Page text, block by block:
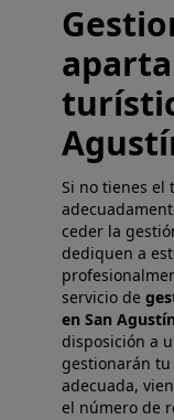
Si no tienes el
ceder la
dediquen a
servicio de
en San Agustín
disposición a
gestionarán
adecuada,
el número de